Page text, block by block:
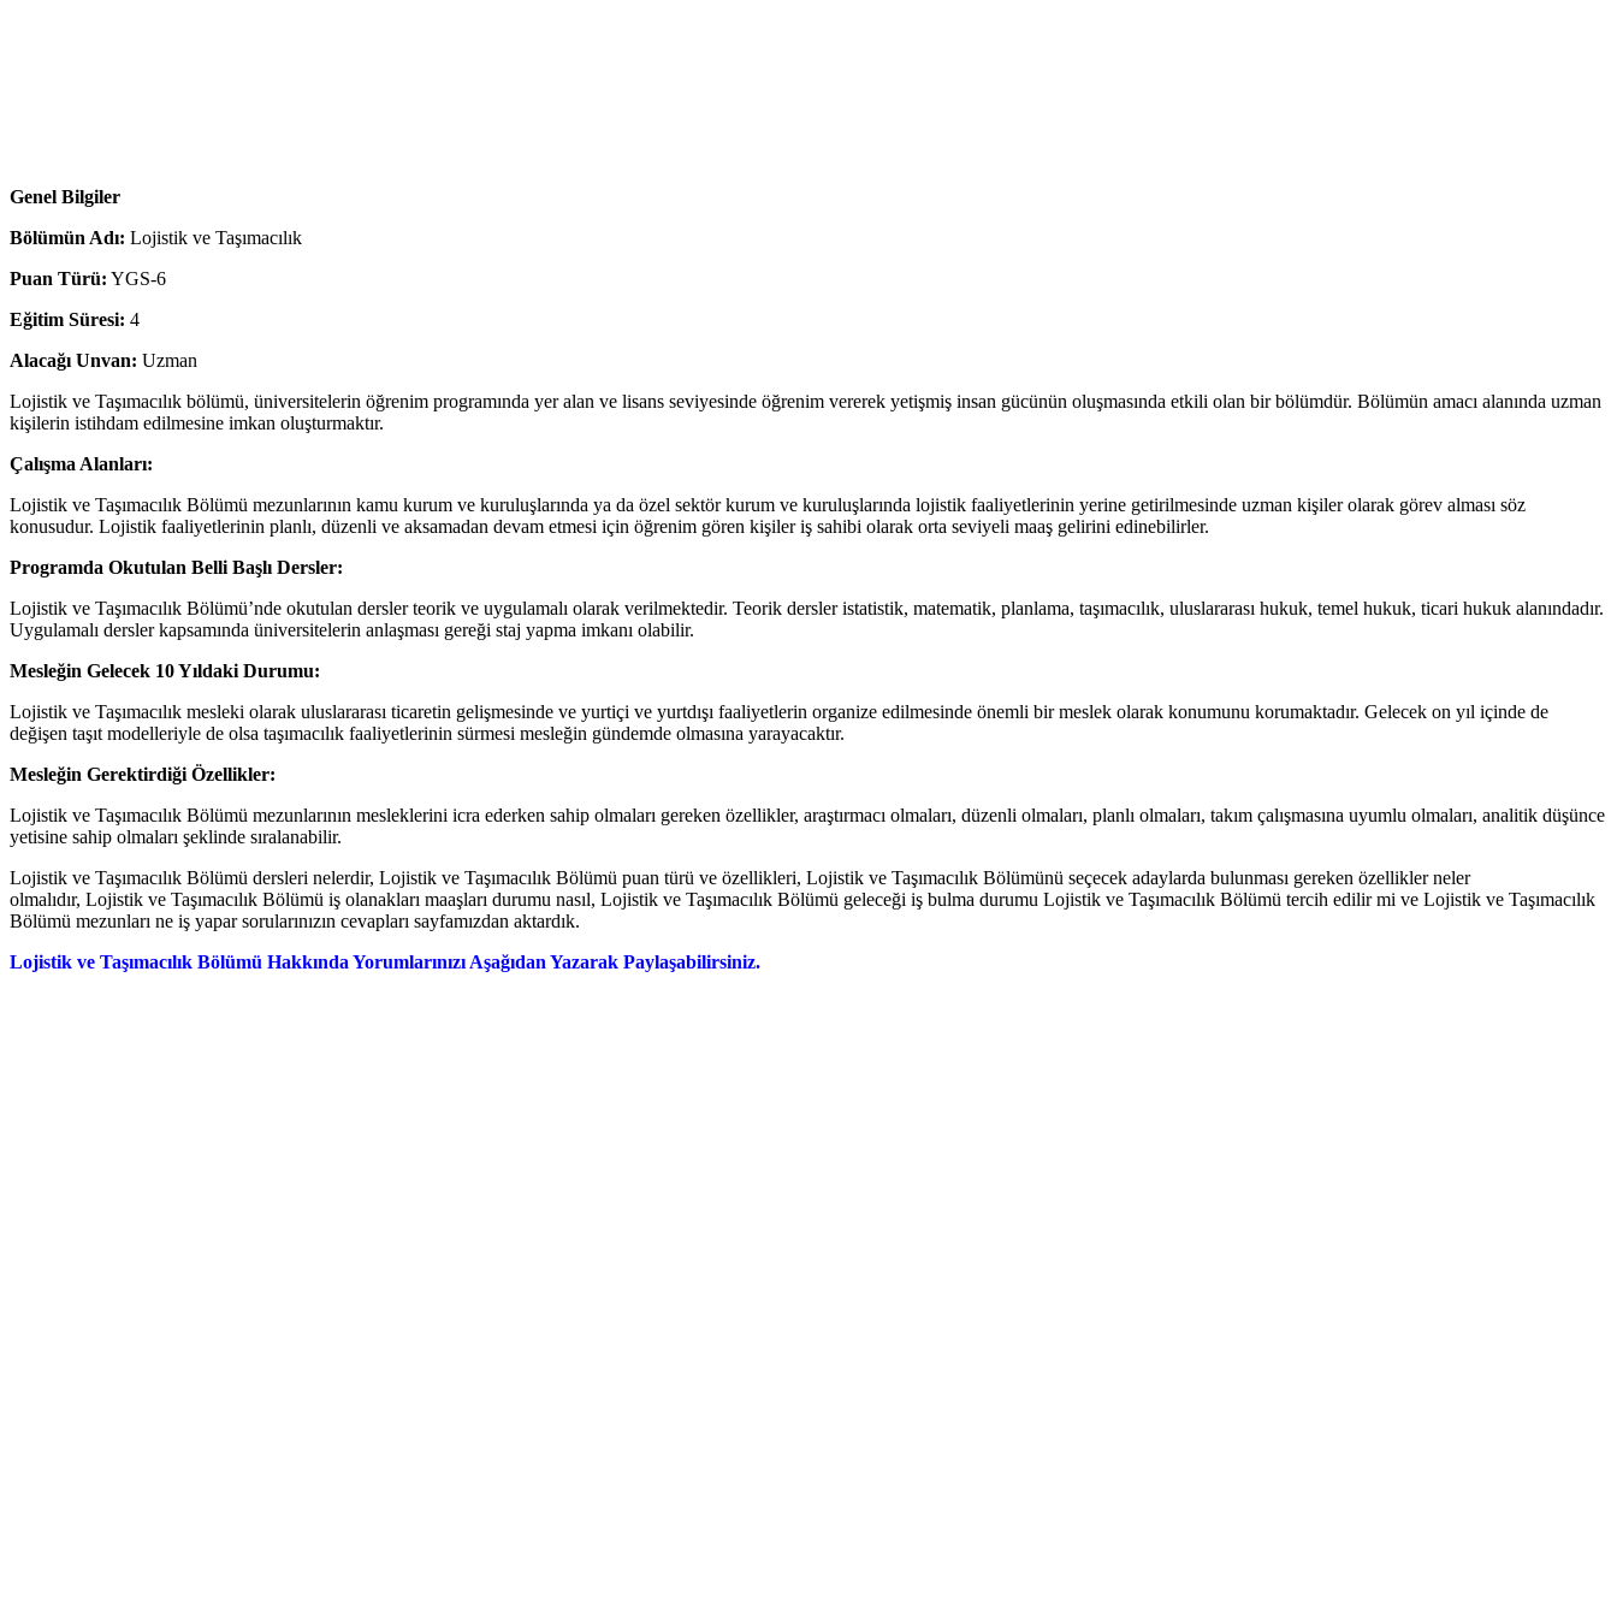
Genel Bilgiler
Bölümün Adı: Lojistik ve Taşımacılık
Puan Türü: YGS-6
Eğitim Süresi: 4
Alacağı Unvan: Uzman
Lojistik ve Taşımacılık bölümü, üniversitelerin öğrenim programında yer alan ve lisans seviyesinde öğrenim vererek yetişmiş insan gücünün oluşmasında etkili olan bir bölümdür. Bölümün amacı alanında uzman
kişilerin istihdam edilmesine imkan oluşturmaktır.
Çalışma Alanları:
Lojistik ve Taşımacılık Bölümü mezunlarının kamu kurum ve kuruluşlarında ya da özel sektör kurum ve kuruluşlarında lojistik faaliyetlerinin yerine getirilmesinde uzman kişiler olarak görev alması söz
konusudur. Lojistik faaliyetlerinin planlı, düzenli ve aksamadan devam etmesi için öğrenim gören kişiler iş sahibi olarak orta seviyeli maaş gelirini edinebilirler.
Programda Okutulan Belli Başlı Dersler:
Lojistik ve Taşımacılık Bölümü’nde okutulan dersler teorik ve uygulamalı olarak verilmektedir. Teorik dersler istatistik, matematik, planlama, taşımacılık, uluslararası hukuk, temel hukuk, ticari hukuk alanındadır.
Uygulamalı dersler kapsamında üniversitelerin anlaşması gereği staj yapma imkanı olabilir.
Mesleğin Gelecek 10 Yıldaki Durumu:
Lojistik ve Taşımacılık mesleki olarak uluslararası ticaretin gelişmesinde ve yurtiçi ve yurtdışı faaliyetlerin organize edilmesinde önemli bir meslek olarak konumunu korumaktadır. Gelecek on yıl içinde de
değişen taşıt modelleriyle de olsa taşımacılık faaliyetlerinin sürmesi mesleğin gündemde olmasına yarayacaktır.
Mesleğin Gerektirdiği Özellikler:
Lojistik ve Taşımacılık Bölümü mezunlarının mesleklerini icra ederken sahip olmaları gereken özellikler, araştırmacı olmaları, düzenli olmaları, planlı olmaları, takım çalışmasına uyumlu olmaları, analitik düşünce
yetisine sahip olmaları şeklinde sıralanabilir.
Lojistik ve Taşımacılık Bölümü dersleri nelerdir, Lojistik ve Taşımacılık Bölümü puan türü ve özellikleri, Lojistik ve Taşımacılık Bölümünü seçecek adaylarda bulunması gereken özellikler neler
olmalıdır, Lojistik ve Taşımacılık Bölümü iş olanakları maaşları durumu nasıl, Lojistik ve Taşımacılık Bölümü geleceği iş bulma durumu Lojistik ve Taşımacılık Bölümü tercih edilir mi ve Lojistik ve Taşımacılık
Bölümü mezunları ne iş yapar sorularınızın cevapları sayfamızdan aktardık.
Lojistik ve Taşımacılık Bölümü Hakkında Yorumlarınızı Aşağıdan Yazarak Paylaşabilirsiniz.